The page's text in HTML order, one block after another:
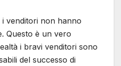
venditori non hanno
Questo è un vero
i bravi venditori sono
del successo di